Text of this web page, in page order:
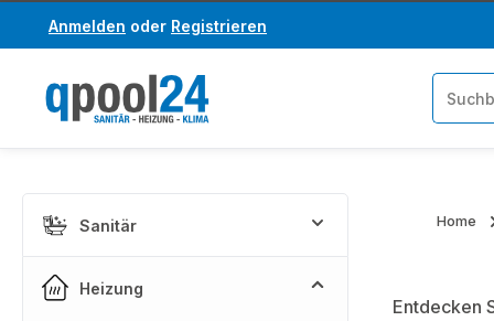
Hauptinhalt springen
Zur Suche springen
Anmelden oder Registrieren
Sanitär
Heizung
Home
Entdecken